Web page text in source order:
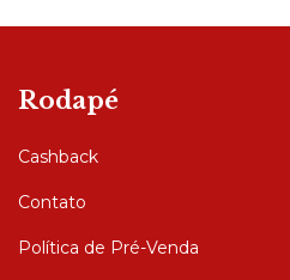
Rodapé
Cashback
Contato
Política de Pré-Venda